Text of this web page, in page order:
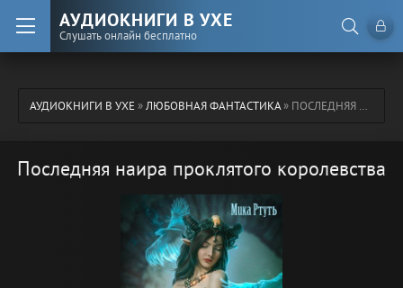
АУДИОКНИГИ В УХЕ
Слушать онлайн бесплатно
АУДИОКНИГИ В УХЕ»ЛЮБОВНАЯ ФАНТАСТИКА» ПОСЛЕДНЯЯ НАИРА ПРОКЛЯТОГО КОРОЛЕВСТВА
Последняя наира проклятого королевства